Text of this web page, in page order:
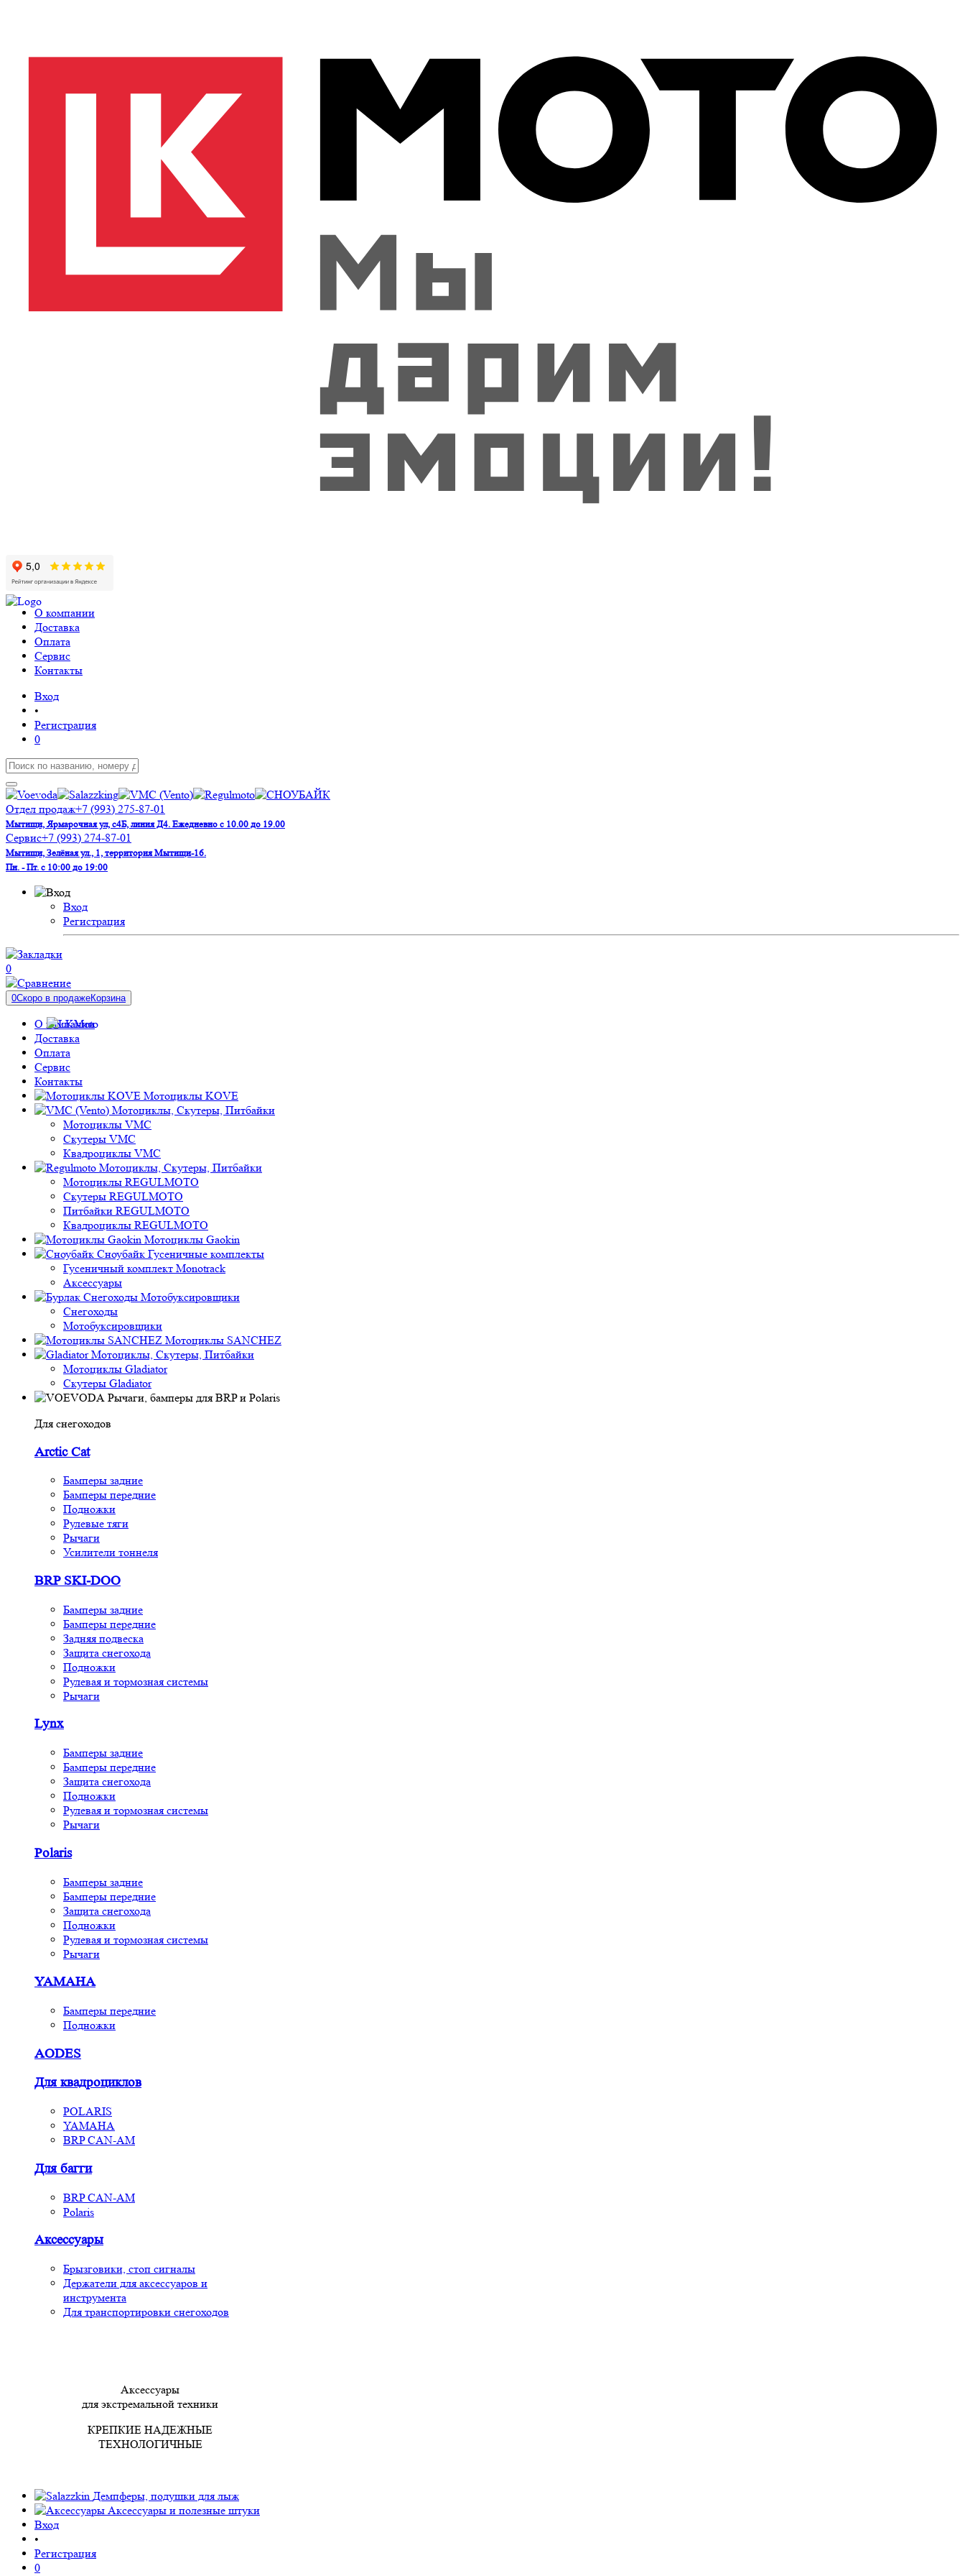
О компании
Доставка
Оплата
Сервис
Контакты
Вход
•
Регистрация
0
Отдел продаж+7 (993) 275-87-01
Мытищи, Ярмарочная ул, с4Б, линия Д4. Ежедневно с 10.00 до 19.00
Сервис+7 (993) 274-87-01
Мытищи, Зелёная ул., 1, территория Мытищи-16.
Пн. - Пт. с 10:00 до 19:00
Вход
Регистрация
0
0Скоро в продажеКорзина
О компании
Доставка
Оплата
Сервис
Контакты
Мотоциклы KOVE
Мотоциклы, Скутеры, Питбайки
Мотоциклы VMC
Скутеры VMC
Квадроциклы VMC
Мотоциклы, Скутеры, Питбайки
Мотоциклы REGULMOTO
Скутеры REGULMOTO
Питбайки REGULMOTO
Квадроциклы REGULMOTO
Мотоциклы Gaokin
Сноубайк Гусеничные комплекты
Гусеничный комплект Monotrack
Аксессуары
Снегоходы Мотобуксировщики
Снегоходы
Мотобуксировщики
Мотоциклы SANCHEZ
Мотоциклы, Скутеры, Питбайки
Мотоциклы Gladiator
Скутеры Gladiator
Рычаги, бамперы для BRP и Polaris
Для снегоходов
Arctic Cat
Бамперы задние
Бамперы передние
Подножки
Рулевые тяги
Рычаги
Усилители тоннеля
BRP SKI-DOO
Бамперы задние
Бамперы передние
Задняя подвеска
Защита снегохода
Подножки
Рулевая и тормозная системы
Рычаги
Lynx
Бамперы задние
Бамперы передние
Защита снегохода
Подножки
Рулевая и тормозная системы
Рычаги
Polaris
Бамперы задние
Бамперы передние
Защита снегохода
Подножки
Рулевая и тормозная системы
Рычаги
YAMAHA
Бамперы передние
Подножки
AODES
Для квадроциклов
POLARIS
YAMAHA
BRP CAN-AM
Для багги
BRP CAN-AM
Polaris
Аксессуары
Брызговики, стоп сигналы
Держатели для аксессуаров и
инструмента
Для транспортировки снегоходов
Аксессуары
для экстремальной техники
КРЕПКИЕ НАДЕЖНЫЕ
ТЕХНОЛОГИЧНЫЕ
Демпферы, подушки для лыж
Аксессуары и полезные штуки
Вход
•
Регистрация
0